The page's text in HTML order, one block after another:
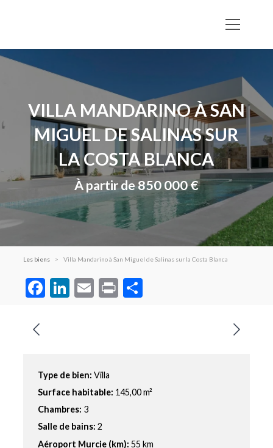
VILLA MANDARINO À SAN
MIGUEL DE SALINAS SUR
LA COSTA BLANCA
À partir de 850 000 €
Les biens Villa Mandarino à San Miguel de Salinas sur la Costa Blanca
Facebook
LinkedIn
Email
Print
Type de bien: Villa
Surface habitable: 145,00 m²
Chambres: 3
Salle de bains: 2
Aéroport Murcie (km): 55 km